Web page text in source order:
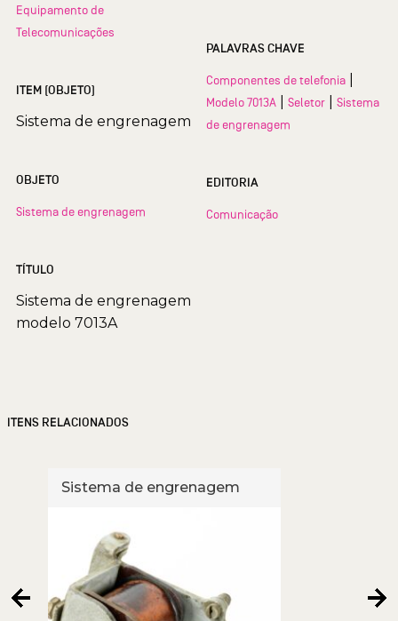
Equipamento de
Telecomunicações
ITEM (OBJETO)
Sistema de engrenagem
OBJETO
Sistema de engrenagem
TÍTULO
Sistema de engrenagem
modelo 7013A
PALAVRAS CHAVE
Componentes de telefonia
Modelo 7013A Seletor
Sistema
de engrenagem
EDITORIA
Comunicação
ITENS RELACIONADOS
Sistema de engrenagem